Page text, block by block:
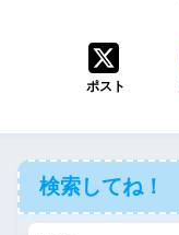
ポスト
検索してね！